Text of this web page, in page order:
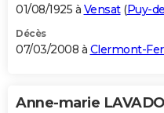
01/08/1925 à Vensat(Puy-
Décès
07/03/2008 à Clermont-
Anne-marie